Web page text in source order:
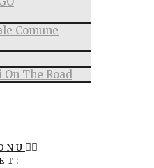
Comune
The Road